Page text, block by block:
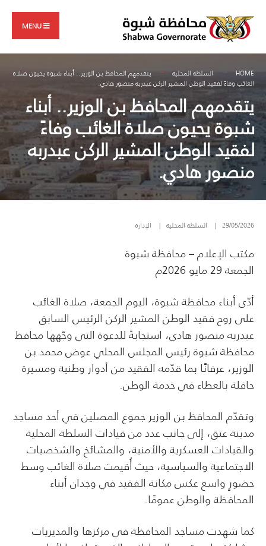
content
MENU
HOME السلطة المحلية
يتقدمهم المحافظ بن الوزير.. أبناء شبوة يحيون صلاة
الغائب وفاءً لفقيد الوطن المشير الركن عبدربه منصور هادي.
يتقدمهم المحافظ بن الوزير.. أبناء
شبوة يحيون صلاة الغائب وفاءً
لفقيد الوطن المشير الركن عبدربه
منصور هادي.
29/05/2026
| السلطة المحلية | الإدارة
مكتب الإعلام – محافظة شبوة
الجمعة 29 مايو 2026م
أدّى أبناء محافظة شبوة، اليوم الجمعة، صلاة الغائب
على روح فقيد الوطن المشير الركن الرئيس السابق
عبدربه منصور هادي، استجابةً للدعوة التي وجّهها محافظ
محافظة شبوة رئيس المجلس المحلي عوض محمد بن
الوزير، عرفانًا بما قدّمه الفقيد من أدوار وطنية ومسيرة
حافلة بالعطاء في خدمة الوطن.
وتقدّم المحافظ بن الوزير جموع المصلين في أحد مساجد
مدينة عتق، إلى جانب عدد من قيادات السلطة المحلية
والقيادات العسكرية والأمنية، والمشائخ والشخصيات
الاجتماعية والسياسية، حيث أُقيمت صلاة الغائب وسط
حضورٍ واسع عكس مكانة الفقيد في وجدان أبناء
المحافظة والوطن عمومًا.
كما شهدت مساجد المحافظة في مركزها والمديريات
for: